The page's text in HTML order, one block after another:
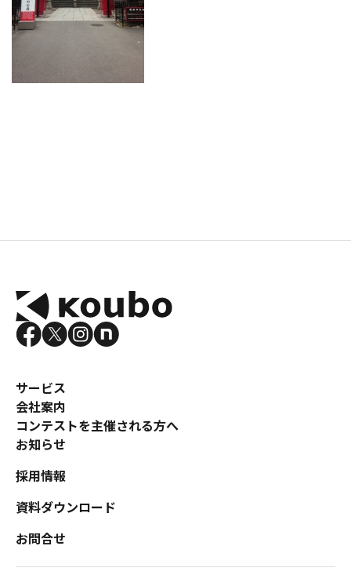
サービス
会社案内
コンテストを主催される方へ
お知らせ
採用情報
資料ダウンロード
お問合せ